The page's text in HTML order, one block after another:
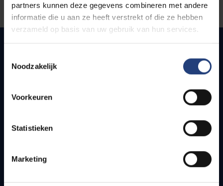
partners kunnen deze gegevens combineren met andere
informatie die u aan ze heeft verstrekt of die ze hebben
verzameld op basis van uw gebruik van hun services.
Noodzakelijk
Voorkeuren
Statistieken
Marketing
Snel naar
Bereikbaarheid